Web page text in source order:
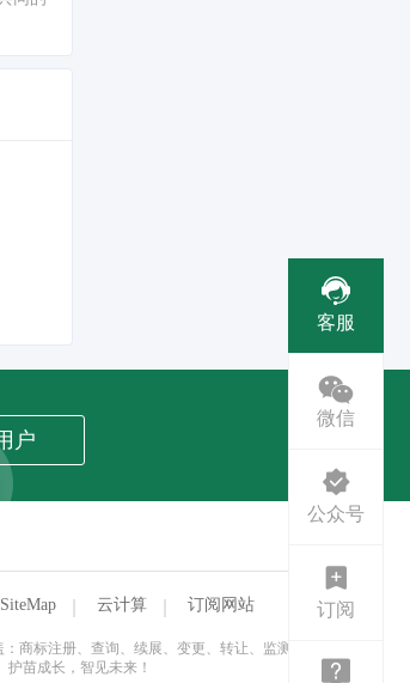
户
SiteMap 云计算 订阅网站
商标注册、查询、续展、变更、转让、监测与维
苗成长，智见未来！
客服
微信
公众号
订阅